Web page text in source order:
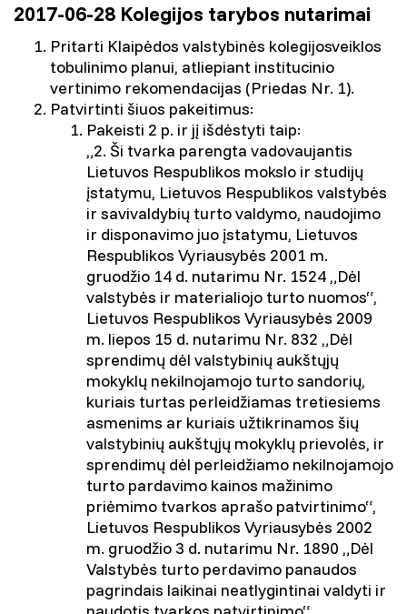
2017-06-28 Kolegijos tarybos nutarimai
Pritarti Klaipėdos valstybinės kolegijosveiklos
tobulinimo planui, atliepiant institucinio
vertinimo rekomendacijas (Priedas Nr. 1).
Patvirtinti šiuos pakeitimus:
Pakeisti 2 p. ir jį išdėstyti taip:
„2. Ši tvarka parengta vadovaujantis
Lietuvos Respublikos mokslo ir studijų
įstatymu, Lietuvos Respublikos valstybės
ir savivaldybių turto valdymo, naudojimo
ir disponavimo juo įstatymu, Lietuvos
Respublikos Vyriausybės 2001 m.
gruodžio 14 d. nutarimu Nr. 1524 „Dėl
valstybės ir materialiojo turto nuomos“,
Lietuvos Respublikos Vyriausybės 2009
m. liepos 15 d. nutarimu Nr. 832 „Dėl
sprendimų dėl valstybinių aukštųjų
mokyklų nekilnojamojo turto sandorių,
kuriais turtas perleidžiamas tretiesiems
asmenims ar kuriais užtikrinamos šių
valstybinių aukštųjų mokyklų prievolės, ir
sprendimų dėl perleidžiamo nekilnojamojo
turto pardavimo kainos mažinimo
priėmimo tvarkos aprašo patvirtinimo“,
Lietuvos Respublikos Vyriausybės 2002
m. gruodžio 3 d. nutarimu Nr. 1890 „Dėl
Valstybės turto perdavimo panaudos
pagrindais laikinai neatlygintinai valdyti ir